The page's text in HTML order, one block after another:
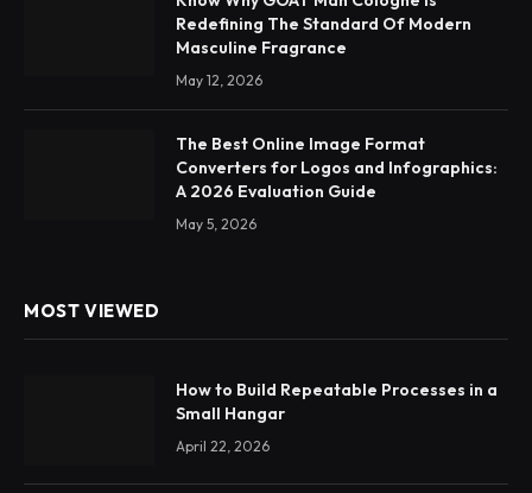
Redefining The Standard Of Modern
Masculine Fragrance
May 12, 2026
The Best Online Image Format
Converters for Logos and Infographics:
A 2026 Evaluation Guide
May 5, 2026
MOST VIEWED
How to Build Repeatable Processes in a
Small Hangar
April 22, 2026